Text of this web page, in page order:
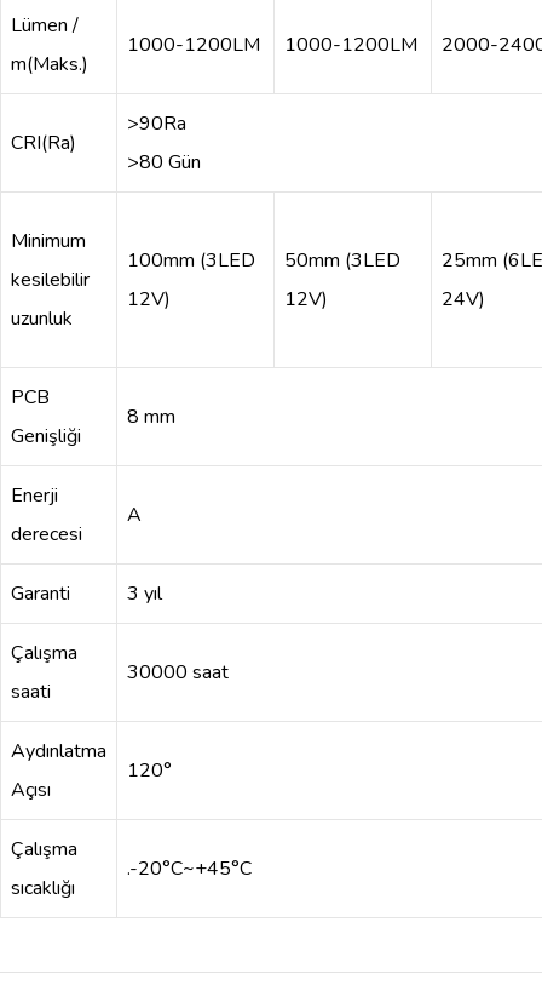
Lümen /
m(Maks.)
1000-1200LM 1000-1200LM 2000-
CRI(Ra)
>90Ra
>80 Gün
Minimum
kesilebilir
uzunluk
100mm (3LED
12V)
50mm (3LED
12V)
25mm
24V)
PCB
Genişliği
8 mm
Enerji
derecesi
A
Garanti 3 yıl
Çalışma
saati
30000 saat
Aydınlatma
Açısı
120°
Çalışma
sıcaklığı
.-20°C~+45°C